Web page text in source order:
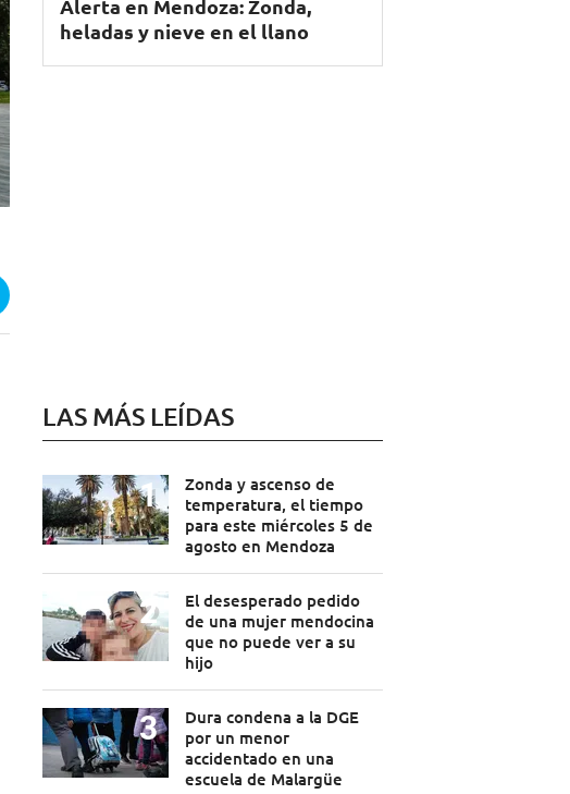
Alerta en Mendoza: Zonda,
heladas y nieve en el llano
LAS MÁS LEÍDAS
Zonda y ascenso de
temperatura, el tiempo
para este miércoles 5 de
agosto en Mendoza
El desesperado pedido
de una mujer mendocina
que no puede ver a su
hijo
Dura condena a la DGE
por un menor
accidentado en una
escuela de Malargüe